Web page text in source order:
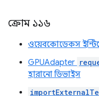
ক্রোম ১১৬
ওয়েবকোডেকস
GPUAdapter
হারানো ডিভাইস